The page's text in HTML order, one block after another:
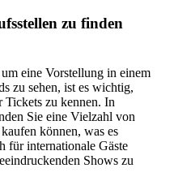
zu finden
eine Vorstellung in einem
zu sehen, ist es wichtig,
zu kennen. In
Sie eine Vielzahl von
können, was es
für internationale Gäste
Shows zu